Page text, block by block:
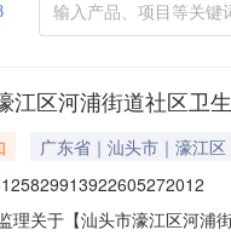
江区河浦街道社区卫
广东省｜汕头市｜濠江区
理关于【汕头市濠江区河浦